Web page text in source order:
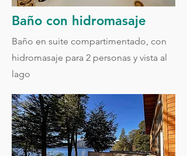
Baño con hidromasaje
Baño en suite compartimentado, con
hidromasaje para 2 personas y vista al
lago